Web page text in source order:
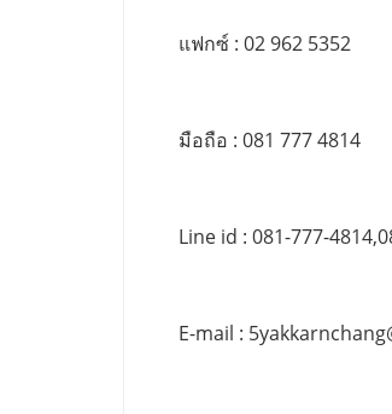
แฟกซ์ : 02 962 5352
มือถือ : 081 777 4814
Line id : 081-777-
E-mail :